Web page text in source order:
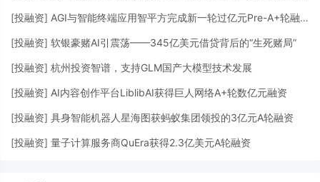
[投融资] AGI与智能终端应用智平方完成新一轮过亿元Pre-A+轮融资
[投融资] 软银豪赌AI引震荡——345亿美元借贷背后的“生死赌局”
[投融资] 杭州投资智谱，支持GLM国产大模型技术发展
[投融资] AI内容创作平台LiblibAI获得巨人网络A+轮数亿元融资
[投融资] 具身智能机器人星海图获蚂蚁集团领投的3亿元A轮融资
[投融资] 量子计算服务商QuEra获得2.3亿美元A轮融资